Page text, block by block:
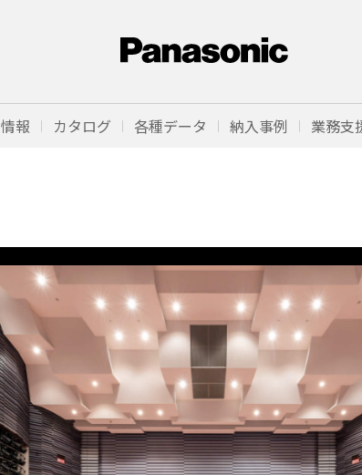
報 カタログ 各種データ 納入事例 業務支